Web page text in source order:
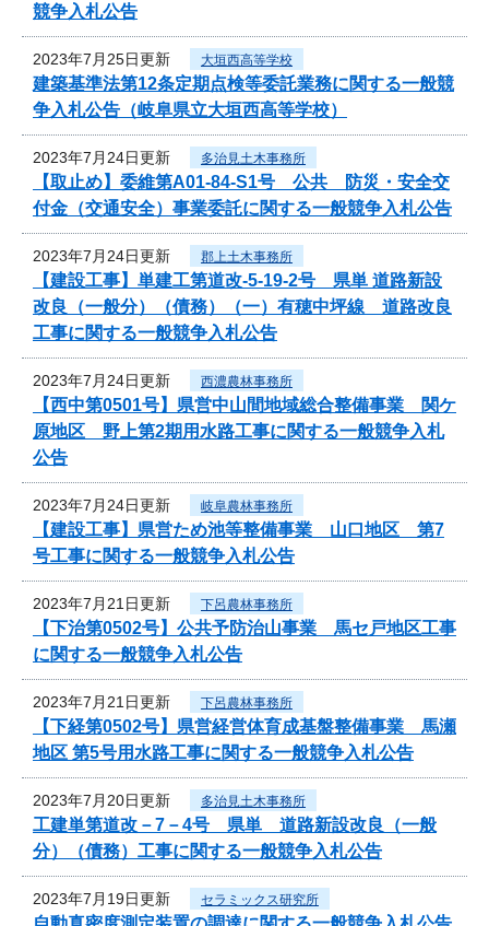
競争入札公告
2023年7月25日更新 大垣西高等学校
建築基準法第12条定期点検等委託業務に関する一般競
争入札公告（岐阜県立大垣西高等学校）
2023年7月24日更新 多治見土木事務所
【取止め】委維第A01-84-S1号 公共 防災・安全交
付金（交通安全）事業委託に関する一般競争入札公告
2023年7月24日更新 郡上土木事務所
【建設工事】単建工第道改-5-19-2号 県単 道路新設
改良（一般分）（債務）（一）有穂中坪線 道路改良
工事に関する一般競争入札公告
2023年7月24日更新 西濃農林事務所
【西中第0501号】県営中山間地域総合整備事業 関ケ
原地区 野上第2期用水路工事に関する一般競争入札
公告
2023年7月24日更新 岐阜農林事務所
【建設工事】県営ため池等整備事業 山口地区 第7
号工事に関する一般競争入札公告
2023年7月21日更新 下呂農林事務所
【下治第0502号】公共予防治山事業 馬セ戸地区工事
に関する一般競争入札公告
2023年7月21日更新 下呂農林事務所
【下経第0502号】県営経営体育成基盤整備事業 馬瀬
地区 第5号用水路工事に関する一般競争入札公告
2023年7月20日更新 多治見土木事務所
工建単第道改－7－4号 県単 道路新設改良（一般
分）（債務）工事に関する一般競争入札公告
2023年7月19日更新 セラミックス研究所